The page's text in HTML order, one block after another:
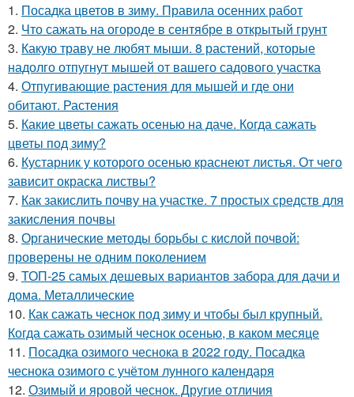
1. Посадка цветов в зиму. Правила осенних работ
2. Что сажать на огороде в сентябре в открытый грунт
3. Какую траву не любят мыши. 8 растений, которые
надолго отпугнут мышей от вашего садового участка
4. Отпугивающие растения для мышей и где они
обитают. Растения
5. Какие цветы сажать осенью на даче. Когда сажать
цветы под зиму?
6. Кустарник у которого осенью краснеют листья. От чего
зависит окраска листвы?
7. Как закислить почву на участке. 7 простых средств для
закисления почвы
8. Органические методы борьбы с кислой почвой:
проверены не одним поколением
9. ТОП-25 самых дешевых вариантов забора для дачи и
дома. Металлические
10. Как сажать чеснок под зиму и чтобы был крупный.
Когда сажать озимый чеснок осенью, в каком месяце
11. Посадка озимого чеснока в 2022 году. Посадка
чеснока озимого с учётом лунного календаря
12. Озимый и яровой чеснок. Другие отличия